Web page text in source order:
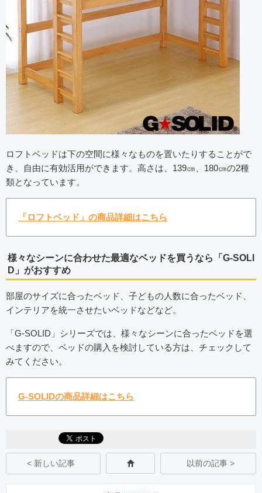
ロフトベッドは下の空間に様々なものを置いたりすることがで
き、自由に有効活用ができます。高さは、139㎝、180㎝の2種
類となっています。
「ロフトベッド」の商品詳細はこちら
様々なシーンに合わせた最適なベッドを買うなら「G-SOLI
D」がおすすめ
部屋のサイズに合ったベッド、子どもの人数に合ったベッド、
インテリアを統一させたいベッドなどなど。
「G-SOLID」シリーズでは、様々なシーンに合ったベッドを選
べますので、ベッドの購入を検討している方は、チェックして
みてください。
G-SOLIDの商品詳細はこちら
< 新しい記事 以前の記事 >